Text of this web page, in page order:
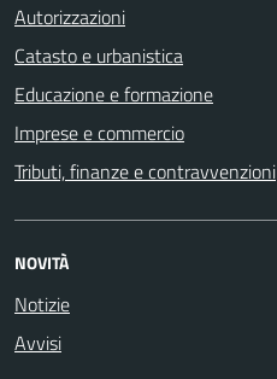
Autorizzazioni
Catasto e urbanistica
Educazione e formazione
Imprese e commercio
Tributi, finanze e contravvenzioni
NOVITÀ
Notizie
Avvisi